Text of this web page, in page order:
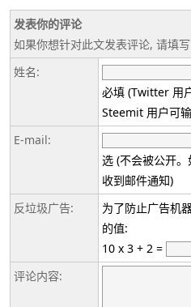
发表你的评论
如果你想针对此文发表评论, 请填
姓名:
必填 (Twitter 用
Steemit 用户可
E-mail:
选 (不会被公开
收到邮件通知)
反垃圾广告:
为了防止广告机
的值:
10 x 3 + 2 =
评论内容: